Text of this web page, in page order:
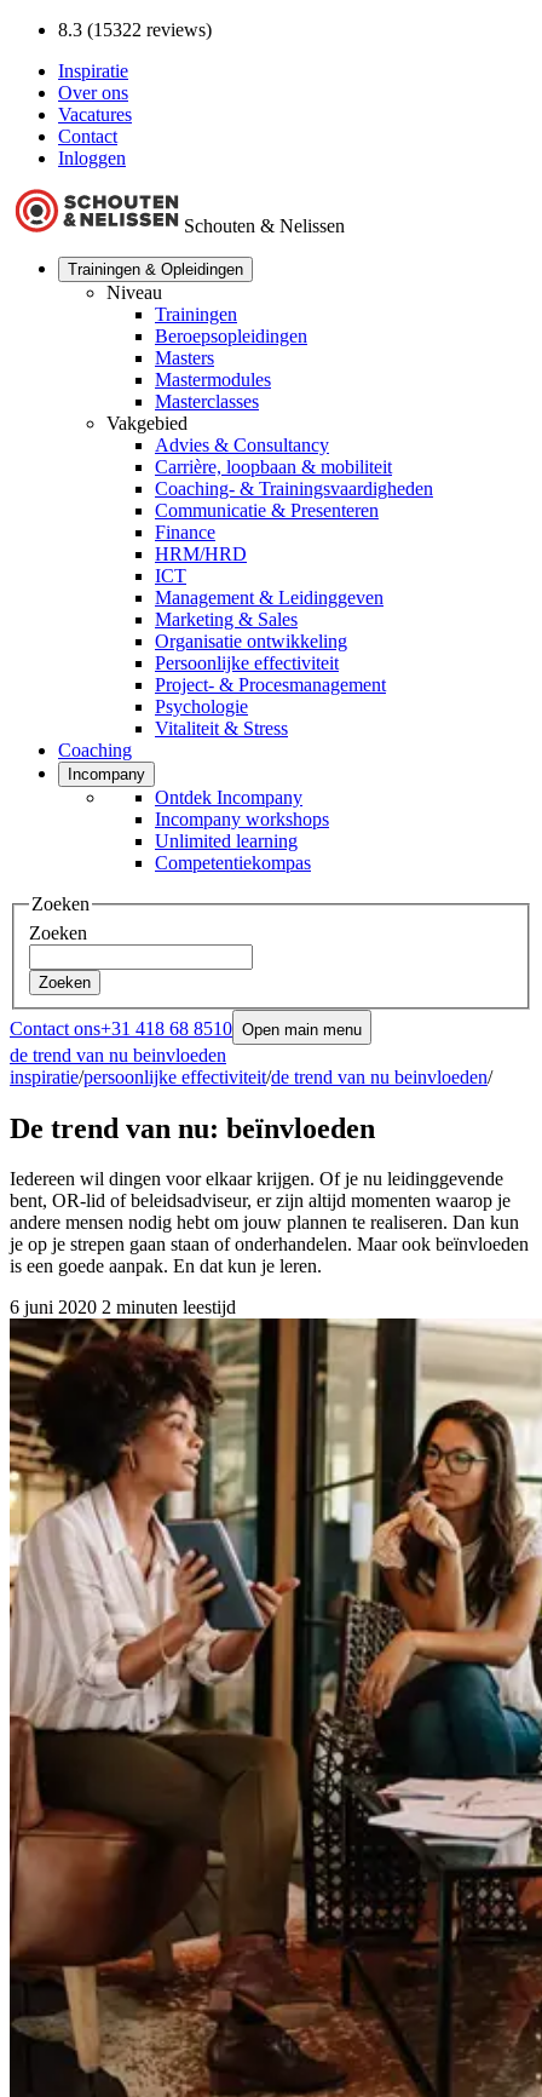
8.3 (15322 reviews)
Inspiratie
Over ons
Vacatures
Contact
Inloggen
Schouten & Nelissen
Trainingen & Opleidingen
Niveau
Trainingen
Beroepsopleidingen
Masters
Mastermodules
Masterclasses
Vakgebied
Advies & Consultancy
Carrière, loopbaan & mobiliteit
Coaching- & Trainingsvaardigheden
Communicatie & Presenteren
Finance
HRM/HRD
ICT
Management & Leidinggeven
Marketing & Sales
Organisatie ontwikkeling
Persoonlijke effectiviteit
Project- & Procesmanagement
Psychologie
Vitaliteit & Stress
Coaching
Incompany
Ontdek Incompany
Incompany workshops
Unlimited learning
Competentiekompas
Zoeken
Zoeken
Zoeken
Contact ons+31 418 68 8510 Open main menu
de trend van nu beinvloeden
inspiratie/persoonlijke effectiviteit/de trend van nu beinvloeden/
De trend van nu: beïnvloeden
Iedereen wil dingen voor elkaar krijgen. Of je nu leidinggevende
bent, OR-lid of beleidsadviseur, er zijn altijd momenten waarop je
andere mensen nodig hebt om jouw plannen te realiseren. Dan kun
je op je strepen gaan staan of onderhandelen. Maar ook beïnvloeden
is een goede aanpak. En dat kun je leren.
6 juni 2020 2 minuten leestijd